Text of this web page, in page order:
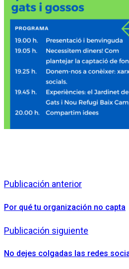
Publicación anterior
Por qué tu organización no capta
Publicación siguiente
No dejes colgadas las redes